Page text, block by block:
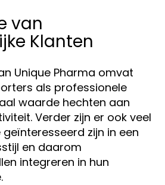
van
Klanten
Unique Pharma omvat
als professionele
waarde hechten aan
Verder zijn er ook veel
zijn in een
en daarom
integreren in hun